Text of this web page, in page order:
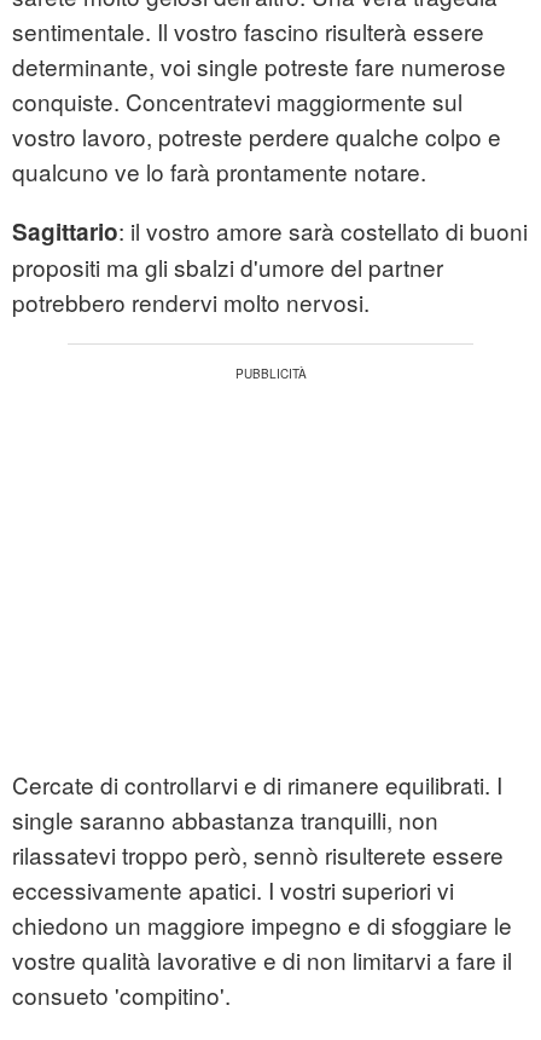
sentimentale. Il vostro fascino risulterà essere
determinante, voi single potreste fare numerose
conquiste. Concentratevi maggiormente sul
vostro lavoro, potreste perdere qualche colpo e
qualcuno ve lo farà prontamente notare.
Sagittario: il vostro amore sarà costellato di buoni
propositi ma gli sbalzi d'umore del partner
potrebbero rendervi molto nervosi.
Cercate di controllarvi e di rimanere equilibrati. I
single saranno abbastanza tranquilli, non
rilassatevi troppo però, sennò risulterete essere
eccessivamente apatici. I vostri superiori vi
chiedono un maggiore impegno e di sfoggiare le
vostre qualità lavorative e di non limitarvi a fare il
consueto 'compitino'.